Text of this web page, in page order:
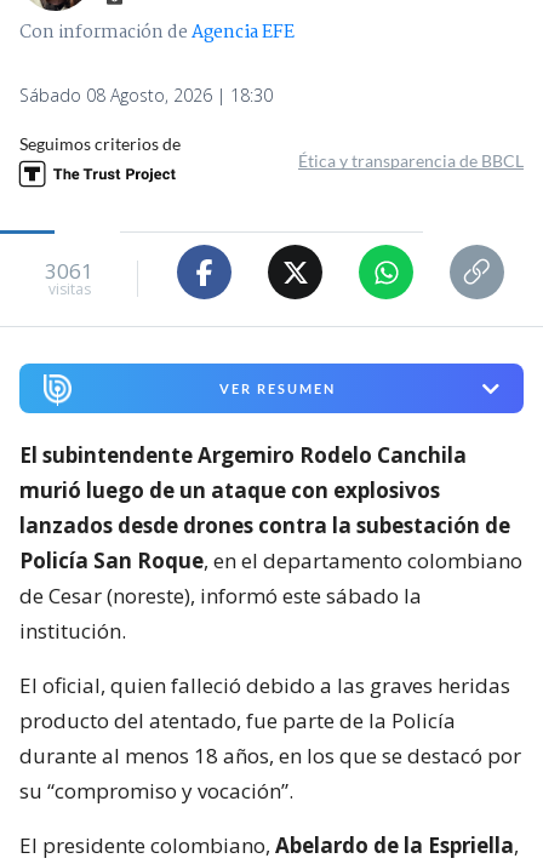
Con información deAgencia EFE
Sábado 08 Agosto, 2026 | 18:30
Seguimos criterios de
Ética y transparencia de BBCL
3061
visitas
VER RESUMEN
El subintendente Argemiro Rodelo Canchila
murió luego de un ataque con explosivos
lanzados desde drones contra la subestación de
Policía San Roque, en el departamento colombiano
de Cesar (noreste), informó este sábado la
institución.
El oficial, quien falleció debido a las graves heridas
producto del atentado, fue parte de la Policía
durante al menos 18 años, en los que se destacó por
su “compromiso y vocación”.
El presidente colombiano, Abelardo de la Espriella,